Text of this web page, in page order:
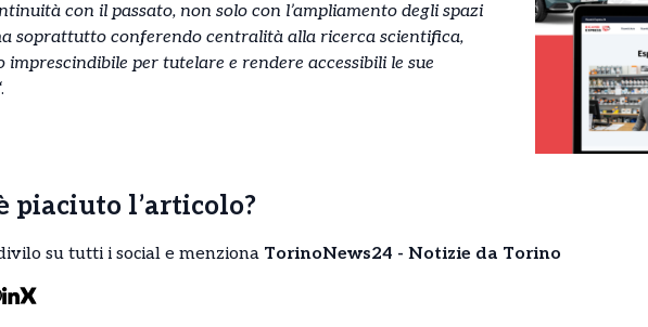
con il passato, non solo con l’ampliamento degli spazi
soprattutto conferendo centralità alla ricerca scientifica,
imprescindibile per tutelare e rendere accessibili le sue
piaciuto l’articolo?
su tutti i social e menziona TorinoNews24 - Notizie da Torino